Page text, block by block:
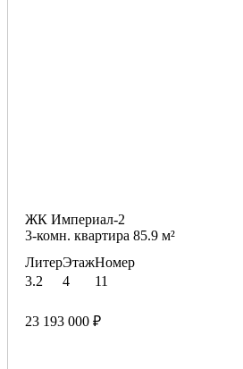
ЖК Империал-2
3-комн. квартира 85.9 м²
Литер
3.2
Этаж
4
Номер
11
23 193 000 ₽